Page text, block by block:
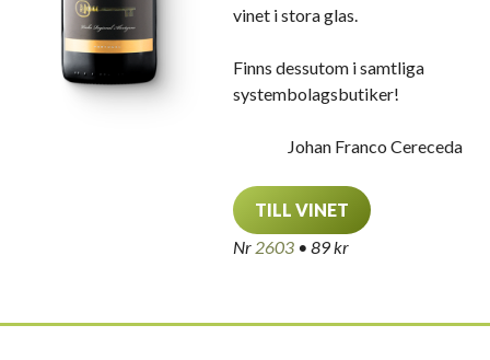
vinet i stora glas.
Finns dessutom i samtliga
systembolagsbutiker!
Johan Franco Cereceda
TILL VINET
Nr 2603 • 89 kr